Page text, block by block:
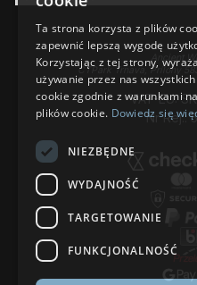
Ancient
CTPark Trnava, Prílohy
VAT-EU:
Nr Rej.:
Ta strona korzysta z plików
zapewnić lepszą wygodę
Korzystając z tej strony,
używanie przez nas
cookie zgodnie z warunkami
plików cookie. Dowiedz się
NIEZBĘDNE
WYDAJNOŚĆ
TARGETOWANIE
FUNKCJONALNOŚĆ